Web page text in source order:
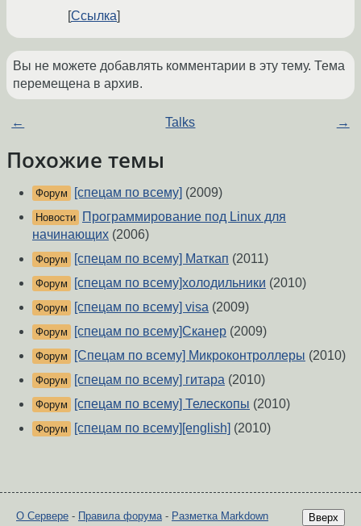
Ссылка
Вы не можете добавлять комментарии в эту тему. Тема
перемещена в архив.
← Talks →
Похожие темы
Форум [спецам по всему] (2009)
Новости
Программирование под Linux для
начинающих (2006)
Форум [спецам по всему] Маткап (2011)
Форум [спецам по всему]холодильники (2010)
Форум [спецам по всему] visa (2009)
Форум [спецам по всему]Сканер (2009)
Форум [Спецам по всему] Микроконтроллеры (2010)
Форум [спецам по всему] гитара (2010)
Форум [спецам по всему] Телескопы (2010)
Форум [спецам по всему][english] (2010)
Вверх
О Сервере - Правила форума- Разметка Markdown